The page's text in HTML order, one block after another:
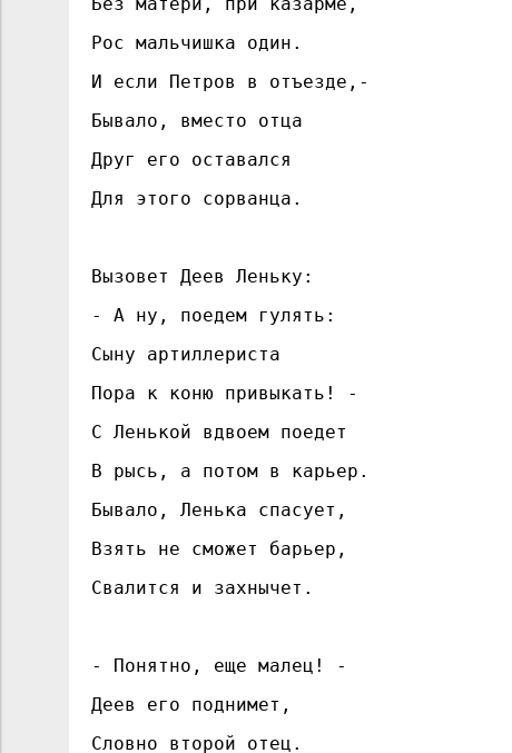
Рос мальчишка один.
И если Петров в отъезде,-
Бывало, вместо отца
Друг его оставался
Для этого сорванца.
Вызовет Деев Леньку:
- А ну, поедем гулять:
Сыну артиллериста
Пора к коню привыкать! -
С Ленькой вдвоем поедет
В рысь, а потом в карьер.
Бывало, Ленька спасует,
Взять не сможет барьер,
Свалится и захнычет.
- Понятно, еще малец! -
Деев его поднимет,
Словно второй отец.